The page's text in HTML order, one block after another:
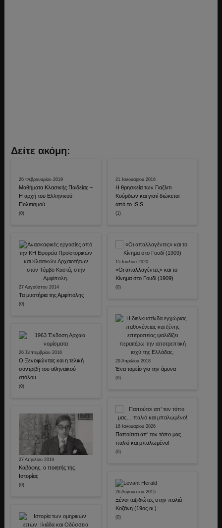
Δείτε ακόμη:
26 Φεβρουαρίου 2019
Μαθήματα Κλασικής Παιδείας –
Η αρχή του Ελληνικού
Πολιτισμού
(0)
27 Αυγούστου 2014
Τα μυστήρια της Αμφίπολης
(0)
26 Σεπτεμβρίου 2016
Ο Ξενοφώντας και η τελική
συντριβή του αθηναϊκού
στόλου
(0)
27 Απριλίου 2019
Καβάφης, ο ποιητής της
Ιστορίας
(0)
21 Ιανουαρίου 2016
Η θρησκεία των Γιαζίντι
Κούρδων και γιατί διώκεται
από το ISIS
(1)
15 Ιουλίου 2020
«Οι απαλλαγέντες» και το
Κίνημα στο Γουδί (1909)
(0)
29 Απριλίου 2018
Ένα ταμείο για την άμυνα
(0)
16 Ιανουαρίου 2026
Παπούτσι απ’ τον τόπο μας…
παλιό και μπαλωμένο!
(0)
26 Αυγούστου 2015
Ξένοι ταξιδιώτες στην παλιά
Κοζάνη (19ος αι.)
(0)